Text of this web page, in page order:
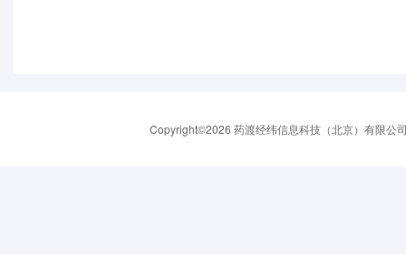
Copyright©2026 药渡经纬信息科技（北京）有限公